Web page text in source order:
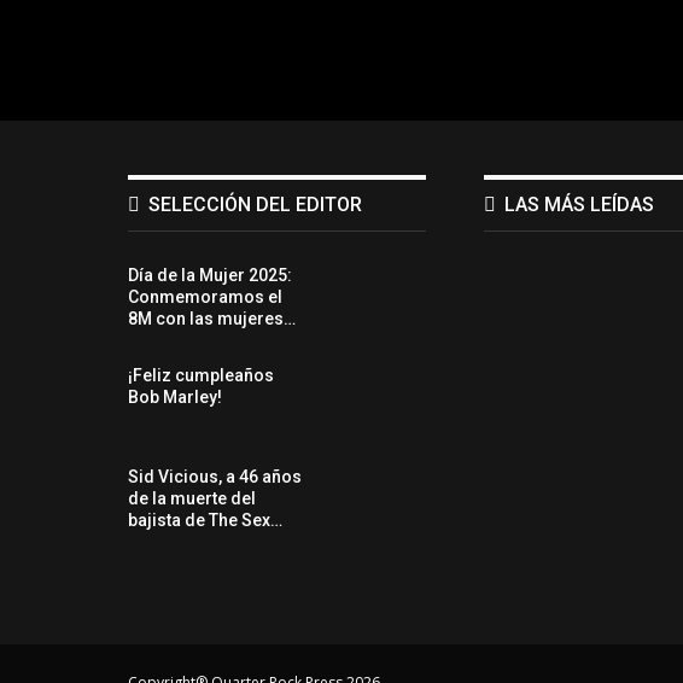
SELECCIÓN DEL EDITOR
Día de la Mujer 2025:
Conmemoramos el
8M con las mujeres…
¡Feliz cumpleaños
Bob Marley!
Sid Vicious, a 46 años
de la muerte del
bajista de The Sex…
LAS MÁS LEÍDAS